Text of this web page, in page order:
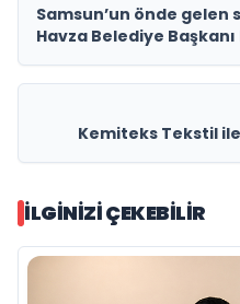
Samsun’un önde gelen
Havza Belediye
Kemiteks Tekstil
İLGINIZI ÇEKEBILIR